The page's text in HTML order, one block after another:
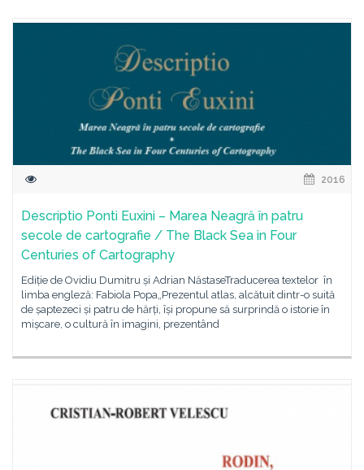
2016
Descriptio Ponti Euxini – Marea Neagră în patru
secole de cartografie / The Black Sea in Four
Centuries of Cartography
Ediție de Ovidiu Dumitru și Adrian NăstaseTraducerea textelor în
limba engleză: Fabiola Popa„Prezentul atlas, alcătuit dintr-o suită
de șaptezeci și patru de hărți, își propune să surprindă o istorie în
mișcare, o cultură în imagini, prezentând